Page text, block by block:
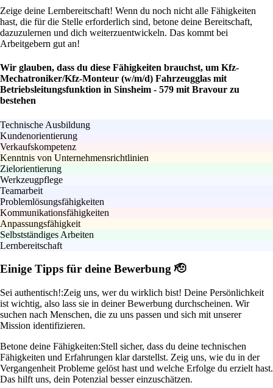
Zeige deine Lernbereitschaft! Wenn du noch nicht alle Fähigkeiten
hast, die für die Stelle erforderlich sind, betone deine Bereitschaft,
dazuzulernen und dich weiterzuentwickeln. Das kommt bei
Arbeitgebern gut an!
Wir glauben, dass du diese Fähigkeiten brauchst, um Kfz-
Mechatroniker/Kfz-Monteur (w/m/d) Fahrzeugglas mit
Betriebsleitungsfunktion in Sinsheim - 579 mit Bravour zu
bestehen
Technische Ausbildung
Kundenorientierung
Verkaufskompetenz
Kenntnis von Unternehmensrichtlinien
Zielorientierung
Werkzeugpflege
Teamarbeit
Problemlösungsfähigkeiten
Kommunikationsfähigkeiten
Anpassungsfähigkeit
Selbstständiges Arbeiten
Lernbereitschaft
Einige Tipps für deine Bewerbung 🫡
Sei authentisch!:Zeig uns, wer du wirklich bist! Deine Persönlichkeit
ist wichtig, also lass sie in deiner Bewerbung durchscheinen. Wir
suchen nach Menschen, die zu uns passen und sich mit unserer
Mission identifizieren.
Betone deine Fähigkeiten:Stell sicher, dass du deine technischen
Fähigkeiten und Erfahrungen klar darstellst. Zeig uns, wie du in der
Vergangenheit Probleme gelöst hast und welche Erfolge du erzielt hast.
Das hilft uns, dein Potenzial besser einzuschätzen.